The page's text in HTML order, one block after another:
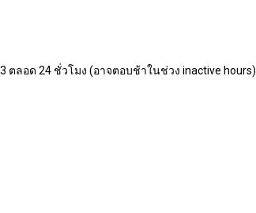
ตลอด 24 ชั่วโมง (อาจตอบช้าในช่วง inactive hours)